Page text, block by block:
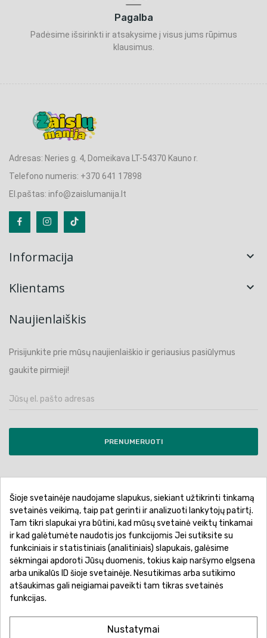
Pagalba
Padėsime išsirinkti ir atsakysime į visus jums rūpimus
klausimus.
Adresas: Neries g. 4, Domeikava LT-54370 Kauno r.
Telefono numeris: +370 641 17898
El.paštas: info@zaislumanija.lt
Informacija 
Klientams 
Naujienlaiškis
Prisijunkite prie mūsų naujienlaiškio ir geriausius pasiūlymus
gaukite pirmieji!
PRENUMERUOTI
Pirkimo sąlygos ir taisyklės
Privatumo politika
Garantinis aptarnavimas
Prekių pristatymas
Prekių grąžinimas
Atsiskaitymo būdai
Šioje svetainėje naudojame slapukus, siekiant užtikrinti tinkamą
svetainės veikimą, taip pat gerinti ir analizuoti lankytojų patirtį.
Tam tikri slapukai yra būtini, kad mūsų svetainė veiktų tinkamai
ir kad galėtumėte naudotis jos funkcijomis Jei sutiksite su
funkciniais ir statistiniais (analitiniais) slapukais, galėsime
sėkmingai apdoroti Jūsų duomenis, tokius kaip naršymo elgsena
arba unikalūs ID šioje svetainėje. Nesutikimas arba sutikimo
atšaukimas gali neigiamai paveikti tam tikras svetainės
funkcijas.
Nustatymai